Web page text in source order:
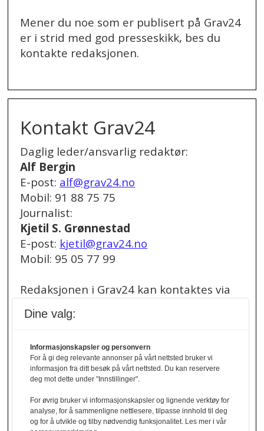
Mener du noe som er publisert på Grav24
er i strid med god presseskikk, bes du
kontakte redaksjonen.
Kontakt Grav24
Daglig leder/ansvarlig redaktør:
Alf Bergin
E-post: alf@grav24.no
Mobil: 91 88 75 75
Journalist:
Kjetil S. Grønnestad
E-post: kjetil@grav24.no
Mobil: 95 05 77 99
Redaksjonen i Grav24 kan kontaktes via
redaksjon@grav24.no
annonser/stillingsannonser, kan du bruke
denne e-post adressen:
annonse@grav24.no
Ved å følge linken under finner du vår
personvernerklæring.
Dine valg:
Informasjonskapsler og personvern
For å gi deg relevante annonser på vårt nettsted bruker vi
informasjon fra ditt besøk på vårt nettsted. Du kan reservere
deg mot dette under "Innstillinger".
For øvrig bruker vi informasjonskapsler og lignende verktøy for
analyse, for å sammenligne nettlesere, tilpasse innhold til deg
og for å utvikle og tilby nødvendig funksjonalitet. Les mer i vår